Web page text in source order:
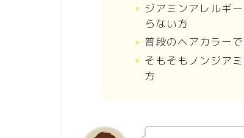
ジアミンアレルギ
らない方
普段のヘアカラー
そもそもノンジア
方